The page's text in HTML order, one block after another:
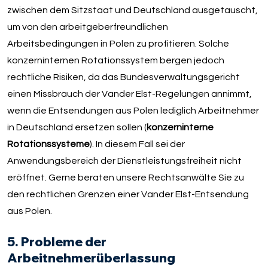
zwischen dem Sitzstaat und Deutschland ausgetauscht,
um von den arbeitgeberfreundlichen
Arbeitsbedingungen in Polen zu profitieren. Solche
konzerninternen Rotationssystem bergen jedoch
rechtliche Risiken, da das Bundesverwaltungsgericht
einen Missbrauch der Vander Elst-Regelungen annimmt,
wenn die Entsendungen aus Polen lediglich Arbeitnehmer
in Deutschland ersetzen sollen (konzerninterne
Rotationssysteme). In diesem Fall sei der
Anwendungsbereich der Dienstleistungsfreiheit nicht
eröffnet. Gerne beraten unsere Rechtsanwälte Sie zu
den rechtlichen Grenzen einer Vander Elst-Entsendung
aus Polen.
5. Probleme der
Arbeitnehmerüberlassung